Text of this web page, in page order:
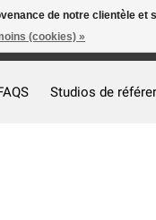
Studios de
de notre clientèle
(cookies) »